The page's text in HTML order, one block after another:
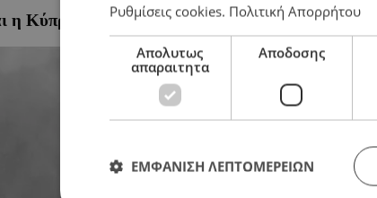
η Κύπρος
Ρυθμίσεις cookies. Πολιτική Απορρήτου
Απολυτως
απαραιτητα
Αποδοσης
ΕΜΦΑΝΙΣΗ ΛΕΠΤΟΜΕΡΕΙΩΝ